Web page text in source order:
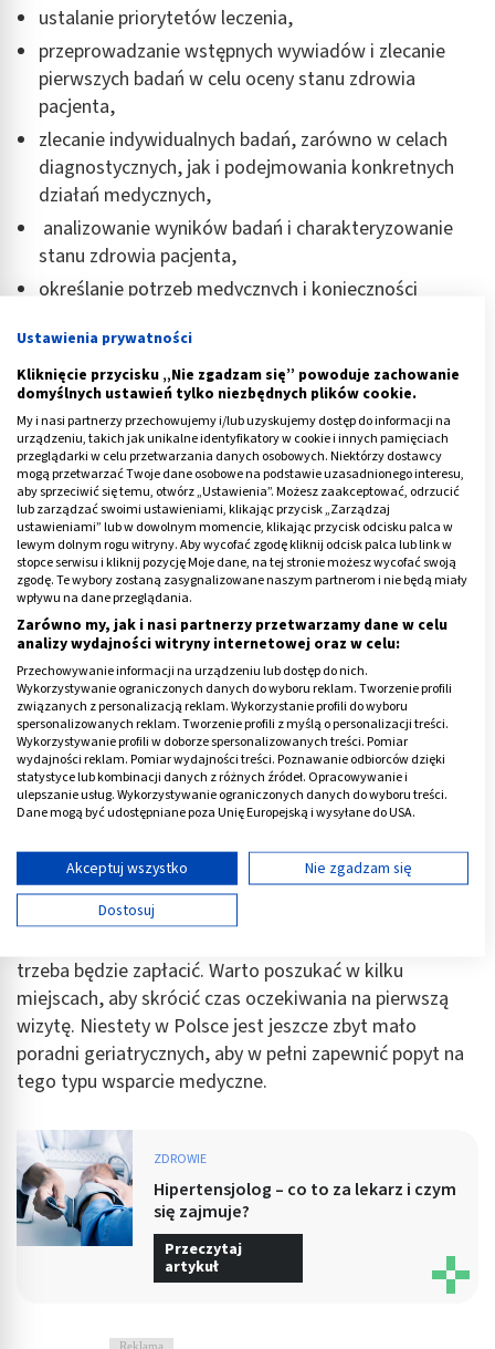
ustalanie priorytetów leczenia,
przeprowadzanie wstępnych wywiadów i zlecanie
pierwszych badań w celu oceny stanu zdrowia
pacjenta,
zlecanie indywidualnych badań, zarówno w celach
diagnostycznych, jak i podejmowania konkretnych
działań medycznych,
analizowanie wyników badań i charakteryzowanie
stanu zdrowia pacjenta,
określanie potrzeb medycznych i konieczności
współpraca z innymi specjalistami i instytucjami,
które zajmują się leczeniem seniorów,
kierowanie starszych pacjentów do konkretnych
lekarzy o różnej specjalizacji,
kierowanie na leczenie w sanatoriach i uzdrowiskach,
kierowanie na zabiegi lecznicze (za wyjątkiem
zabiegów chirurgicznych),
dobieranie i przepisywanie leków, zapewniając ich
bezpieczne stosowanie,
udzielanie porad i wskazówek w ramach profilaktyki
konkretnej jednostki chorobowej,
wsparcie psychiczne pacjenta i tym samym
kontrolowanie jego stanu psychicznego,
poradnictwo w zakresie diety,
promocja zdrowia.
POZ i ukończenia 65 roku życia. Placówki medyczne,
świadczące nieodpłatnie ten rodzaj usługi medycznej
muszą mieć podpisaną umowę z Narodowym
trzeba będzie zapłacić. Warto poszukać w kilku
miejscach, aby skrócić czas oczekiwania na pierwszą
wizytę. Niestety w Polsce jest jeszcze zbyt mało
poradni geriatrycznych, aby w pełni zapewnić popyt na
tego typu wsparcie medyczne.
ZDROWIE
Hipertensjolog – co to za lekarz i czym
się zajmuje?
Przeczytaj
artykuł
Reklama
Ustawienia prywatności
Kliknięcie przycisku „Nie zgadzam się” powoduje zachowanie
domyślnych ustawień tylko niezbędnych plików cookie.
My i nasi partnerzy przechowujemy i/lub uzyskujemy dostęp do informacji na
urządzeniu, takich jak unikalne identyfikatory w cookie i innych pamięciach
przeglądarki w celu przetwarzania danych osobowych. Niektórzy dostawcy
mogą przetwarzać Twoje dane osobowe na podstawie uzasadnionego interesu,
aby sprzeciwić się temu, otwórz „Ustawienia”. Możesz zaakceptować, odrzucić
lub zarządzać swoimi ustawieniami, klikając przycisk „Zarządzaj
ustawieniami” lub w dowolnym momencie, klikając przycisk odcisku palca w
lewym dolnym rogu witryny. Aby wycofać zgodę kliknij odcisk palca lub link w
stopce serwisu i kliknij pozycję Moje dane, na tej stronie możesz wycofać swoją
zgodę. Te wybory zostaną zasygnalizowane naszym partnerom i nie będą miały
wpływu na dane przeglądania.
Zarówno my, jak i nasi partnerzy przetwarzamy dane w celu
analizy wydajności witryny internetowej oraz w celu:
Przechowywanie informacji na urządzeniu lub dostęp do nich.
Wykorzystywanie ograniczonych danych do wyboru reklam. Tworzenie profili
związanych z personalizacją reklam. Wykorzystanie profili do wyboru
spersonalizowanych reklam. Tworzenie profili z myślą o personalizacji treści.
Wykorzystywanie profili w doborze spersonalizowanych treści. Pomiar
wydajności reklam. Pomiar wydajności treści. Poznawanie odbiorców dzięki
statystyce lub kombinacji danych z różnych źródeł. Opracowywanie i
ulepszanie usług. Wykorzystywanie ograniczonych danych do wyboru treści.
Dane mogą być udostępniane poza Unię Europejską i wysyłane do USA.
Wyświetl listę partnerów (11 dostawców IAB)
Używamy Twoich danych w następujących celach:
Cele przetwarzania IAB:
Przechowywanie informacji na urządzeniu lub
dostęp do nich
Wykorzystywanie ograniczonych danych do
wyboru reklam
Tworzenie profili w celu spersonalizowanych
Wykorzystanie profili do wyboru
spersonalizowanych reklam
Tworzenie profili w celu personalizacji treści
Wykorzystywanie profili w celu doboru
spersonalizowanych treści
Akceptuj wszystko
Nie zgadzam się
Dostosuj